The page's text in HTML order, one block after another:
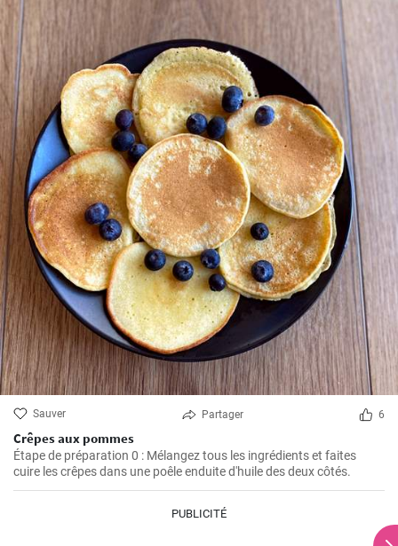
Sauver Partager 6
Crêpes aux pommes
Étape de préparation 0 : Mélangez tous les ingrédients et faites
cuire les crêpes dans une poêle enduite d'huile des deux côtés.
PUBLICITÉ